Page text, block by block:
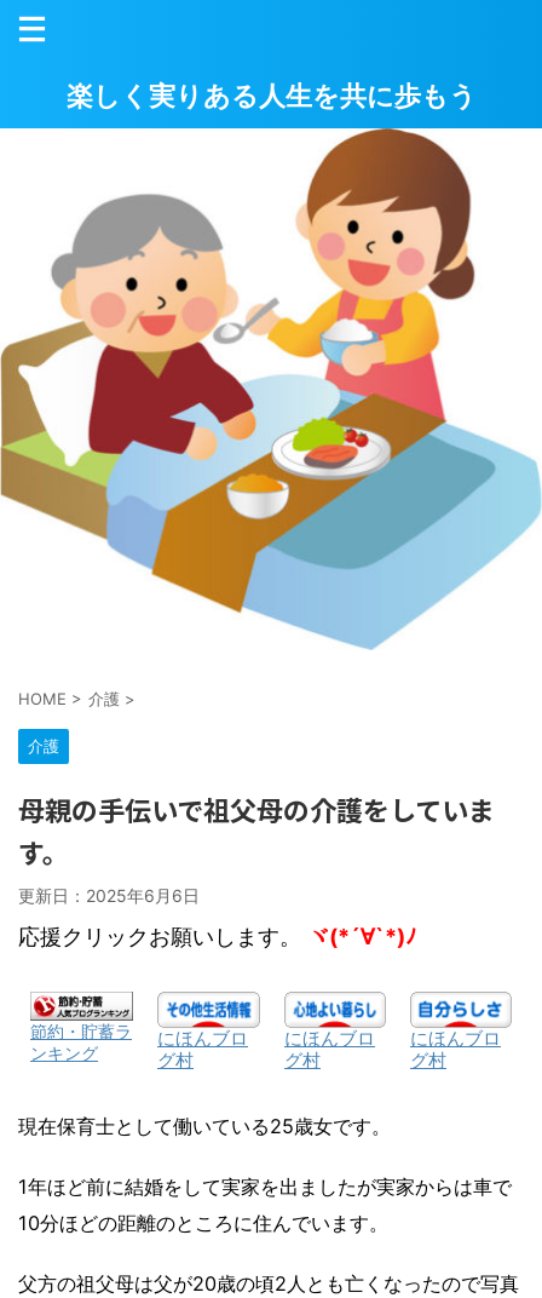
楽しく実りある人生を共に歩もう
HOME > 介護 >
介護
母親の手伝いで祖父母の介護をしていま
す。
更新日： 2025年6月6日
応援クリックお願いします。 ヾ(*´∀`*)ﾉ
節約・貯蓄ラ
ンキング
にほんブロ
グ村
にほんブロ
グ村
にほんブロ
グ村
現在保育士として働いている25歳女です。
1年ほど前に結婚をして実家を出ましたが実家からは車で
10分ほどの距離のところに住んでいます。
父方の祖父母は父が20歳の頃2人とも亡くなったので写真